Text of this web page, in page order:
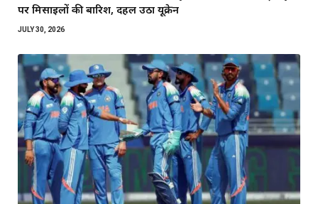
पर मिसाइलों की बारिश, दहल उठा यूक्रेन
JULY 30, 2026